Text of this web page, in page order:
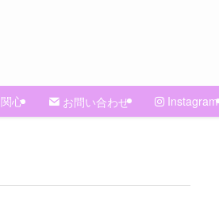
心 お問い合わせ Instagram